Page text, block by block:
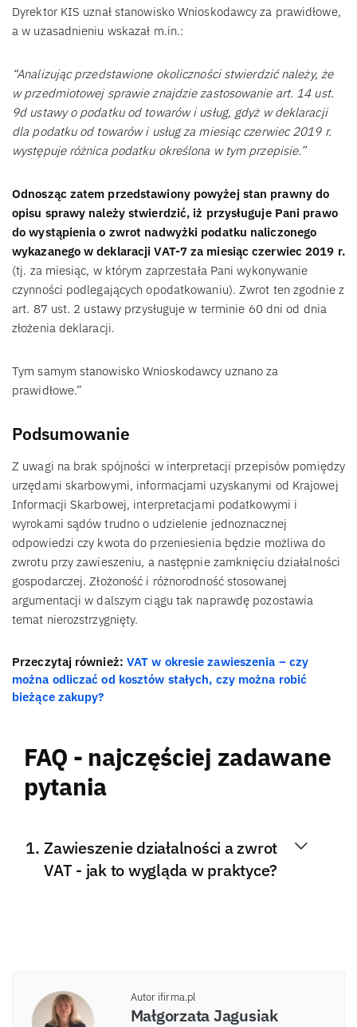
Dyrektor KIS uznał stanowisko Wnioskodawcy za prawidłowe,
a w uzasadnieniu wskazał m.in.:
“Analizując przedstawione okoliczności stwierdzić należy, że
w przedmiotowej sprawie znajdzie zastosowanie art. 14 ust.
9d ustawy o podatku od towarów i usług, gdyż w deklaracji
dla podatku od towarów i usług za miesiąc czerwiec 2019 r.
występuje różnica podatku określona w tym przepisie.”
Odnosząc zatem przedstawiony powyżej stan prawny do
opisu sprawy należy stwierdzić, iż przysługuje Pani prawo
do wystąpienia o zwrot nadwyżki podatku naliczonego
wykazanego w deklaracji VAT-7 za miesiąc czerwiec 2019 r.
(tj. za miesiąc, w którym zaprzestała Pani wykonywanie
czynności podlegających opodatkowaniu). Zwrot ten zgodnie z
art. 87 ust. 2 ustawy przysługuje w terminie 60 dni od dnia
złożenia deklaracji.
Tym samym stanowisko Wnioskodawcy uznano za
prawidłowe.”
Podsumowanie
Z uwagi na brak spójności w interpretacji przepisów pomiędzy
urzędami skarbowymi, informacjami uzyskanymi od Krajowej
Informacji Skarbowej, interpretacjami podatkowymi i
wyrokami sądów trudno o udzielenie jednoznacznej
odpowiedzi czy kwota do przeniesienia będzie możliwa do
zwrotu przy zawieszeniu, a następnie zamknięciu działalności
gospodarczej. Złożoność i różnorodność stosowanej
argumentacji w dalszym ciągu tak naprawdę pozostawia
temat nierozstrzygnięty.
Przeczytaj również: VAT w okresie zawieszenia – czy
można odliczać od kosztów stałych, czy można robić
bieżące zakupy?
FAQ - najczęściej zadawane
pytania
Zawieszenie działalności a zwrot
VAT - jak to wygląda w praktyce?
Autor ifirma.pl
Małgorzata Jagusiak